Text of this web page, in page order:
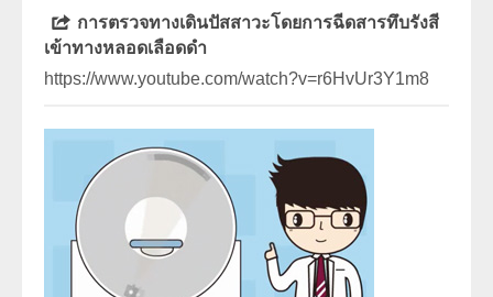
การตรวจทางเดินปัสสาวะโดยการฉีดสารทึบรังสี
เข้าทางหลอดเลือดดำ
https://www.youtube.com/watch?v=r6HvUr3Y1m8